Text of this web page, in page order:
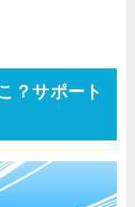
？サポート